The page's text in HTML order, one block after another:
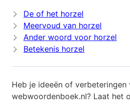
De of het horzel
Meervoud van horzel
Ander woord voor horzel
Betekenis horzel
Heb je ideeën of verbeteringen
webwoordenboek.nl? Laat het